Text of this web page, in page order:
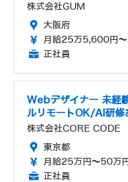
株式会社GUM
大阪府
月給25万5,600円
正社員
Webデザイナー 未経
ルリモートOK/AI研修
株式会社CORE CODE
東京都
月給25万円～50万
正社員